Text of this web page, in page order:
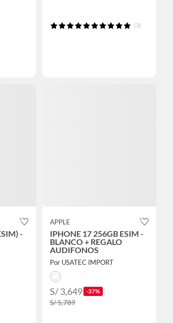
(3)
-
APPLE
IPHONE 17 256GB ESIM -
BLANCO + REGALO
AUDIFONOS
Por USATEC IMPORT
S/ 3,649 -37%
S/ 5,789